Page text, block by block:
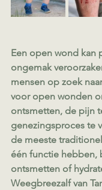
Een open wond kan
ongemak
mensen op zoek
voor open wonden
ontsmetten, de pijn
genezingsproces te
de meeste
één functie hebben,
ontsmetten of
Weegbreezalf van